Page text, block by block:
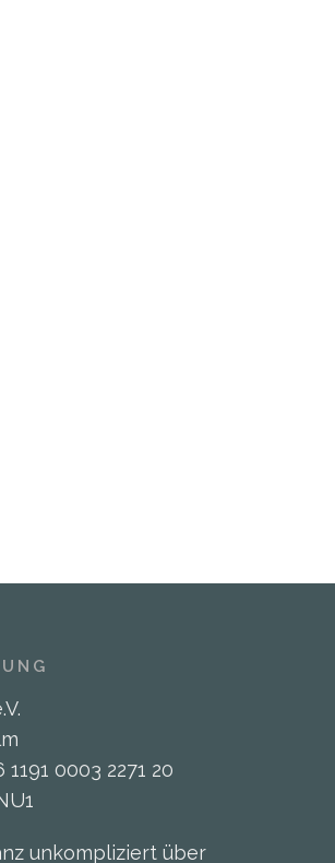
1191 0003 2271 20
unkompliziert über